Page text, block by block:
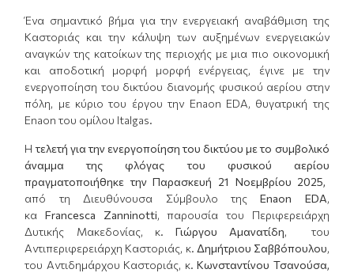
Ένα σημαντικό βήμα για την ενεργειακή αναβάθμιση της
Καστοριάς και την κάλυψη των αυξημένων ενεργειακών
αναγκών της κατοίκων της περιοχής με μια πιο οικονομική
και αποδοτική μορφή μορφή ενέργειας, έγινε με την
ενεργοποίηση του δικτύου διανομής φυσικού αερίου στην
πόλη, με κύριο του έργου την Enaon EDA, θυγατρική της
Enaon του ομίλου Italgas.
Ητελετή για την ενεργοποίηση του δικτύου με το συμβολικό
άναμμα της φλόγας του φυσικού αερίου
πραγματοποιήθηκε την Παρασκευή 21 Νοεμβρίου 2025,
από τη Διευθύνουσα Σύμβουλο τηςEnaon EDA,
καFrancesca Zanninotti, παρουσία του Περιφερειάρχη
Δυτικής Μακεδονίας, κ. Γιώργου Αμανατίδη, του
Αντιπεριφερειάρχη Καστοριάς, κ. Δημήτριου Σαββόπουλου,
του Αντιδημάρχου Καστοριάς, κ.Κωνσταντίνου Τσανούσα,